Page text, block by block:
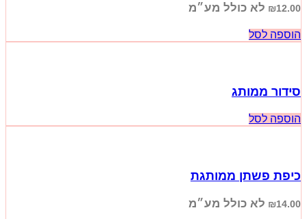
₪12.00 לא כולל מע״מ
הוספה לסל
סידור ממותג
הוספה לסל
כיפת פשתן ממותגת
₪14.00 לא כולל מע״מ